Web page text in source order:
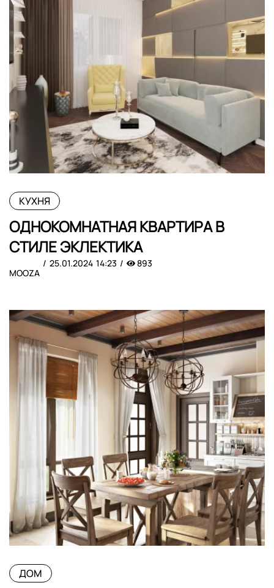
КУХНЯ
ОДНОКОМНАТНАЯ КВАРТИРА В
СТИЛЕ ЭКЛЕКТИКА
MOOZA
25.01.2024 14:23 893
ДОМ